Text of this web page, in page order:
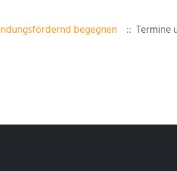
begegnen :: Termine